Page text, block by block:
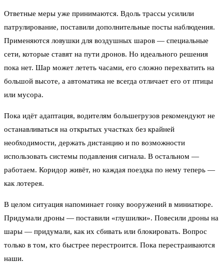
Ответные меры уже принимаются. Вдоль трассы усилили
патрулирование, поставили дополнительные посты наблюдения.
Применяются ловушки для воздушных шаров — специальные
сети, которые ставят на пути дронов. Но идеального решения
пока нет. Шар может лететь часами, его сложно перехватить на
большой высоте, а автоматика не всегда отличает его от птицы
или мусора.
Пока идёт адаптация, водителям большегрузов рекомендуют не
останавливаться на открытых участках без крайней
необходимости, держать дистанцию и по возможности
использовать системы подавления сигнала. В остальном —
работаем. Коридор живёт, но каждая поездка по нему теперь —
как лотерея.
В целом ситуация напоминает гонку вооружений в миниатюре.
Придумали дроны — поставили «глушилки». Повесили дроны на
шары — придумали, как их сбивать или блокировать. Вопрос
только в том, кто быстрее перестроится. Пока перестраиваются
наши.